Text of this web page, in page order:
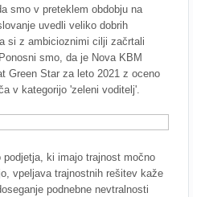
smo v preteklem obdobju na
uvedli veliko dobrih
si z ambicioznimi cilji začrtali
smo, da je Nova KBM
Green Star za leto 2021 z oceno
v kategorijo 'zeleni voditelj'.
podjetja, ki imajo trajnost močno
vpeljava trajnostnih rešitev kaže
podnebne nevtralnosti